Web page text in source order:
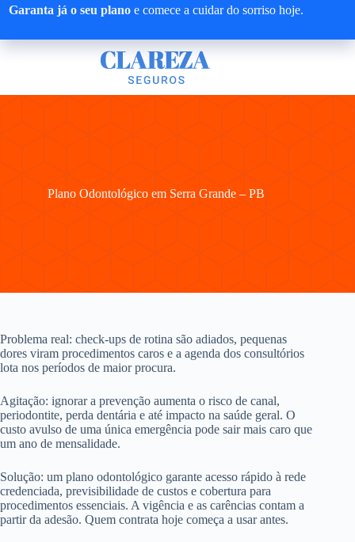
Pular
Garanta já o seu plano e comece a cuidar do sorriso hoje.
Plano Odontológico em Serra Grande – PB
Problema real: check-ups de rotina são adiados, pequenas
dores viram procedimentos caros e a agenda dos consultórios
lota nos períodos de maior procura.
Agitação: ignorar a prevenção aumenta o risco de canal,
periodontite, perda dentária e até impacto na saúde geral. O
custo avulso de uma única emergência pode sair mais caro que
um ano de mensalidade.
Solução: um plano odontológico garante acesso rápido à rede
credenciada, previsibilidade de custos e cobertura para
procedimentos essenciais. A vigência e as carências contam a
partir da adesão. Quem contrata hoje começa a usar antes.